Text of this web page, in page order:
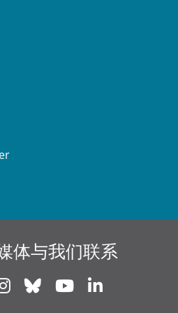
体与我们联系
Instagram
Bluesky Youtube